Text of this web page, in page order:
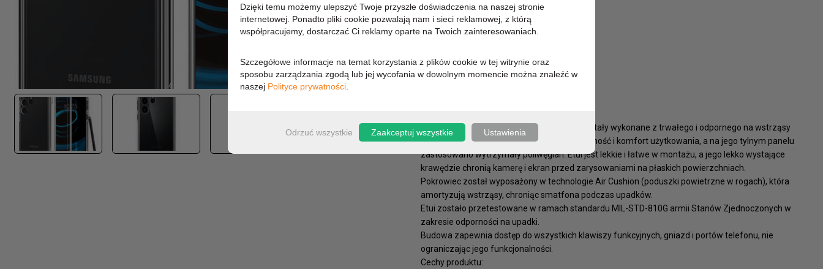
77,60 zł
Spigen Ultra Hybrid to etui, którego ramki zostały wykonane z trwałego i odpornego na wstrząsy
elastycznego TPU zwiększającego przyczepność i komfort użytkowania, a na jego tylnym panelu
zastosowano wytrzymały poliwęglan. Etui jest lekkie i łatwe w montażu, a jego lekko wystające
krawędzie chronią kamerę i ekran przed zarysowaniami na płaskich powierzchniach.
Pokrowiec został wyposażony w technologie Air Cushion (poduszki powietrzne w rogach), która
amortyzują wstrząsy, chroniąc smatfona podczas upadków.
Etui zostało przetestowane w ramach standardu MIL-STD-810G armii Stanów Zjednoczonych w
zakresie odporności na upadki.
Budowa zapewnia dostęp do wszystkich klawiszy funkcyjnych, gniazd i portów telefonu, nie
ograniczając jego funkcjonalności.
Cechy produktu:
Dzięki temu możemy ulepszyć Twoje przyszłe doświadczenia na naszej stronie
internetowej. Ponadto pliki cookie pozwalają nam i sieci reklamowej, z którą
współpracujemy, dostarczać Ci reklamy oparte na Twoich zainteresowaniach.
Szczegółowe informacje na temat korzystania z plików cookie w tej witrynie oraz
sposobu zarządzania zgodą lub jej wycofania w dowolnym momencie można znaleźć w
naszej Polityce prywatności
Odrzuć wszystkie Zaakceptuj wszystkie Ustawienia